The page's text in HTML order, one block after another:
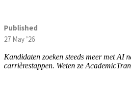
Published
27 May ’26
Kandidaten zoeken steeds meer met AI
carrièrestappen. Weten ze